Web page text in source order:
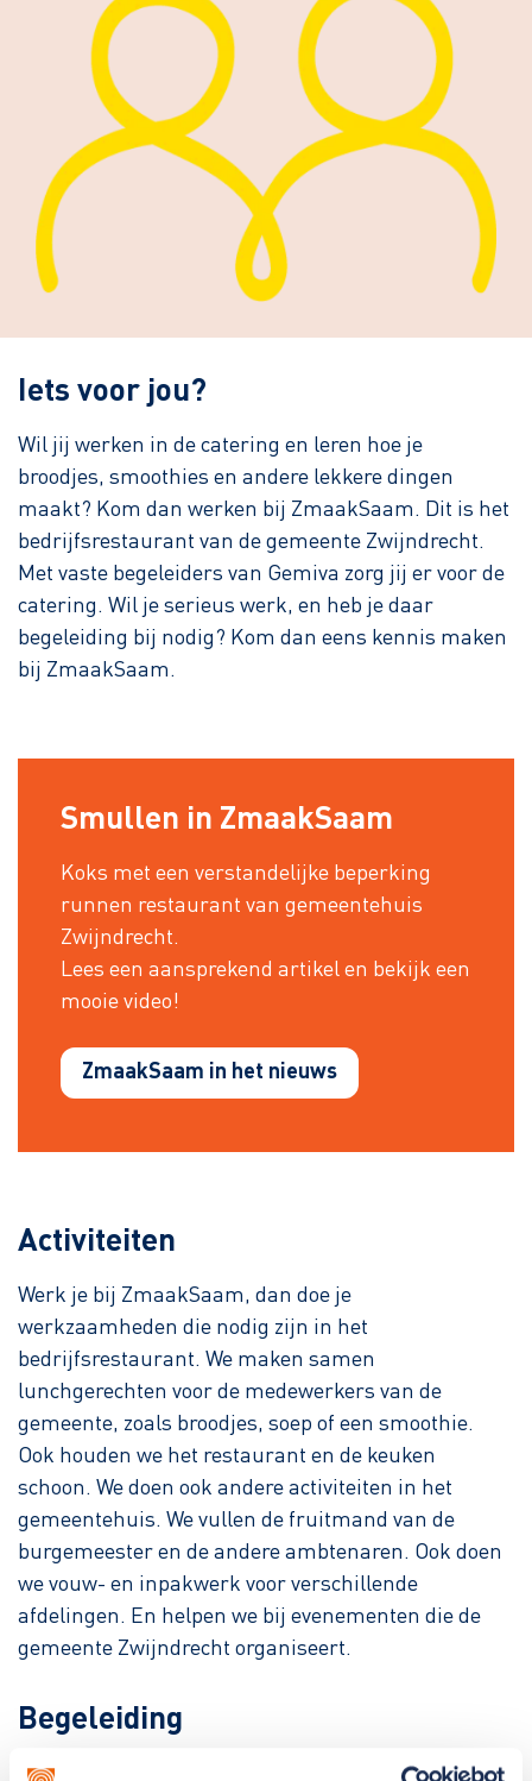
Iets voor jou?
Wil jij werken in de catering en leren hoe je
broodjes, smoothies en andere lekkere dingen
maakt? Kom dan werken bij ZmaakSaam. Dit is het
bedrijfsrestaurant van de gemeente Zwijndrecht.
Met vaste begeleiders van Gemiva zorg jij er voor de
catering. Wil je serieus werk, en heb je daar
begeleiding bij nodig? Kom dan eens kennis maken
bij ZmaakSaam.
Smullen in ZmaakSaam
Koks met een verstandelijke beperking
runnen restaurant van gemeentehuis
Zwijndrecht.
Lees een aansprekend artikel en bekijk een
mooie video!
ZmaakSaam in het nieuws
Activiteiten
Werk je bij ZmaakSaam, dan doe je
werkzaamheden die nodig zijn in het
bedrijfsrestaurant. We maken samen
lunchgerechten voor de medewerkers van de
gemeente, zoals broodjes, soep of een smoothie.
Ook houden we het restaurant en de keuken
schoon. We doen ook andere activiteiten in het
gemeentehuis. We vullen de fruitmand van de
burgemeester en de andere ambtenaren. Ook doen
we vouw- en inpakwerk voor verschillende
afdelingen. En helpen we bij evenementen die de
gemeente Zwijndrecht organiseert.
Begeleiding
Bij ZmaakSaam krijg je begeleiding van vaste